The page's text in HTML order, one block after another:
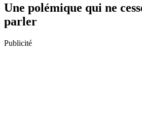
Une polémique qui ne
parler
Publicité